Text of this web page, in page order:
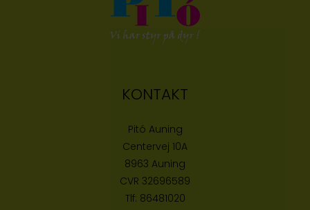
KONTAKT
Pitó Auning
Centervej 10A
8963 Auning
CVR 32696589
Tlf: 86481020